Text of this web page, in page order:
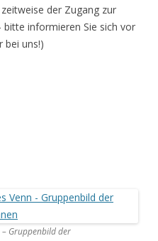
der Zugang zur
informieren Sie sich vor
bei uns!)
– Gruppenbild der